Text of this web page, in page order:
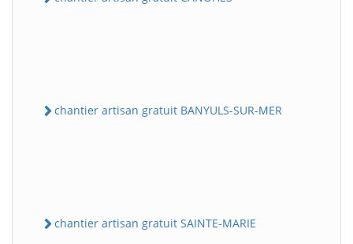
chantier artisan gratuit BANYULS-SUR-MER
chantier artisan gratuit SAINTE-MARIE